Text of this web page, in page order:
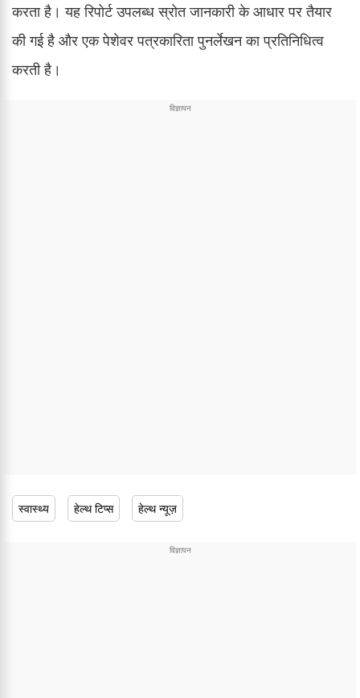
करता है। यह रिपोर्ट उपलब्ध स्रोत जानकारी के आधार पर तैयार
की गई है और एक पेशेवर पत्रकारिता पुनर्लेखन का प्रतिनिधित्व
करती है।
स्वास्थ्य हेल्थ टिप्स हेल्थ न्यूज़